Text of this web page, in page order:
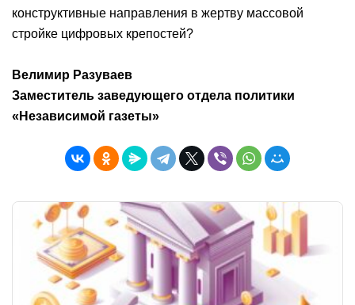
конструктивные направления в жертву массовой
стройке цифровых крепостей?
Велимир Разуваев
Заместитель заведующего отдела политики
«Независимой газеты»